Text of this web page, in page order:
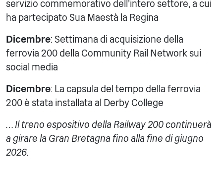
servizio commemorativo dell'intero settore, a cui
ha partecipato Sua Maestà la Regina
Dicembre: Settimana di acquisizione della
ferrovia 200 della Community Rail Network sui
social media
Dicembre: La capsula del tempo della ferrovia
200 è stata installata al Derby College
… Il treno espositivo della Railway 200 continuerà
a girare la Gran Bretagna fino alla fine di giugno
2026.